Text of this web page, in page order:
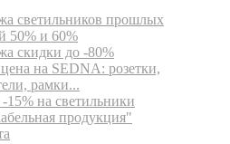
светильников прошлых
50% и 60%
скидки до -80%
на SEDNA: розетки,
рамки...
15% на светильники
продукция"